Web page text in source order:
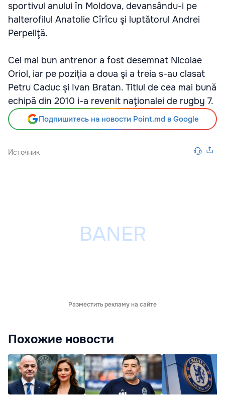
sportivul anului în Moldova, devansându-i pe
halterofilul Anatolie Cîrîcu şi luptătorul Andrei
Perpeliţă.
Cel mai bun antrenor a fost desemnat Nicolae
Oriol, iar pe poziţia a doua şi a treia s-au clasat
Petru Caduc şi Ivan Bratan. Titlul de cea mai bună
echipă din 2010 i-a revenit naţionalei de rugby 7.
Подпишитесь на новости Point.md в Google
Источник
Разместить рекламу на сайте
Похожие новости